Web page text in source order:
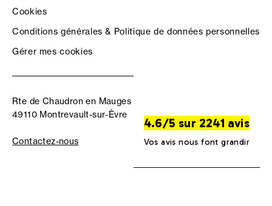
Cookies
Conditions générales & Politique de données personnelles
Gérer mes cookies
Rte de Chaudron en Mauges
49110 Montrevault-sur-Èvre
Contactez-nous
4.6/5 sur 2241 avis
Vos avis nous font grandir